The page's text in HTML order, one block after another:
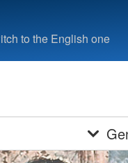
to the English one